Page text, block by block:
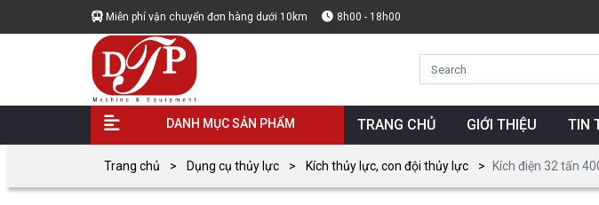
Miễn phí vận chuyển đơn hàng dưới 10km 8h00 - 18h00
DANH MỤC SẢN PHẨM TRANG CHỦ GIỚI THIỆU TIN
Trang chủ Dụng cụ thủy lực Kích thủy lực, con đội thủy lực Kích điện 32 tấn